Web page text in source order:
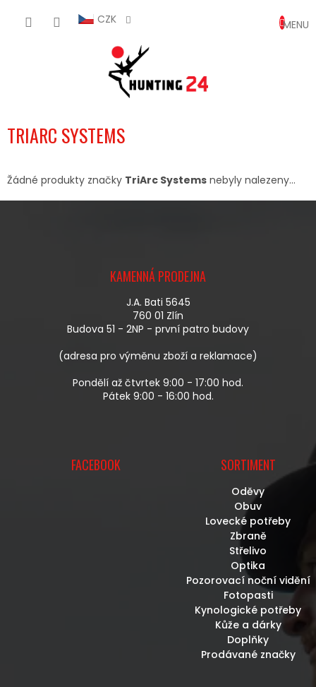
CZK
KOŠÍK
TRIARC SYSTEMS
Žádné produkty značky TriArc Systems nebyly nalezeny...
KAMENNÁ PRODEJNA
J.A. Bati 5645
760 01 Zlín
Budova 51 - 2NP - první patro budovy
(adresa pro výměnu zboží a reklamace)
Pondělí až čtvrtek 9:00 - 17:00 hod.
Pátek 9:00 - 16:00 hod.
FACEBOOK SORTIMENT
Oděvy
Obuv
Lovecké potřeby
Zbraně
Střelivo
Optika
Pozorovací noční vidění
Fotopasti
Kynologické potřeby
Kůže a dárky
Doplňky
Prodávané značky